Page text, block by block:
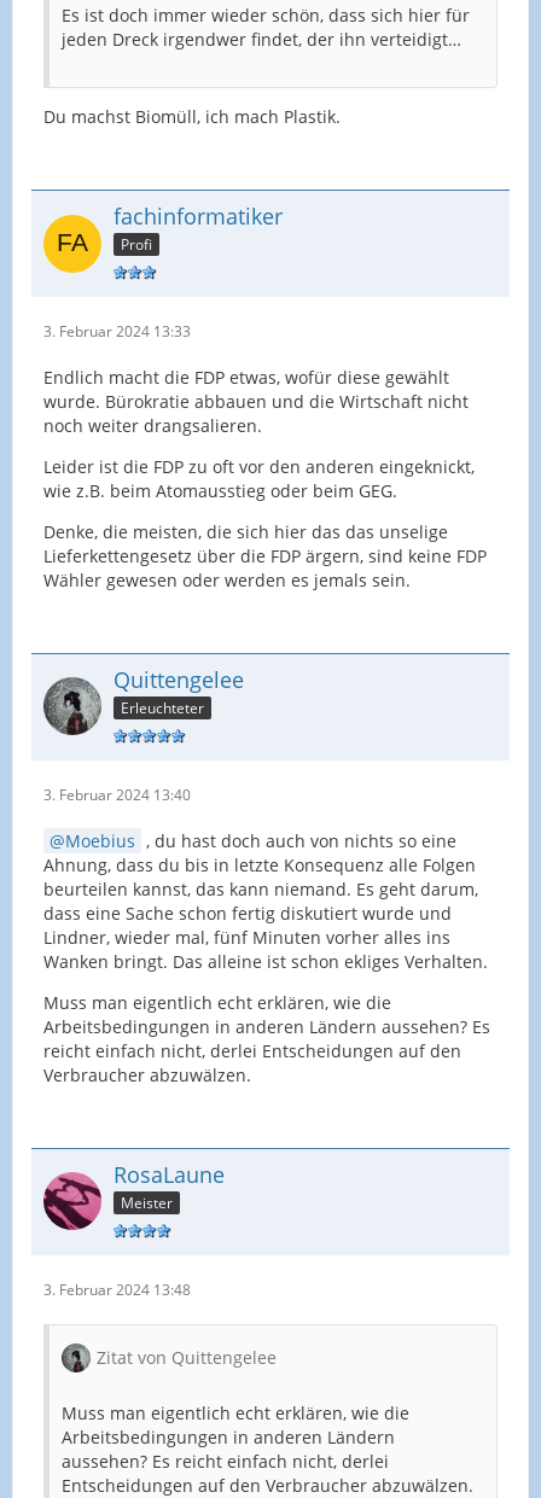
Es ist doch immer wieder schön, dass sich hier für
jeden Dreck irgendwer findet, der ihn verteidigt…
Du machst Biomüll, ich mach Plastik.
fachinformatiker
Profi
3. Februar 2024 13:33
Endlich macht die FDP etwas, wofür diese gewählt
wurde. Bürokratie abbauen und die Wirtschaft nicht
noch weiter drangsalieren.
Leider ist die FDP zu oft vor den anderen eingeknickt,
wie z.B. beim Atomausstieg oder beim GEG.
Denke, die meisten, die sich hier das das unselige
Lieferkettengesetz über die FDP ärgern, sind keine FDP
Wähler gewesen oder werden es jemals sein.
Quittengelee
Erleuchteter
3. Februar 2024 13:40
Moebius , du hast doch auch von nichts so eine
Ahnung, dass du bis in letzte Konsequenz alle Folgen
beurteilen kannst, das kann niemand. Es geht darum,
dass eine Sache schon fertig diskutiert wurde und
Lindner, wieder mal, fünf Minuten vorher alles ins
Wanken bringt. Das alleine ist schon ekliges Verhalten.
Muss man eigentlich echt erklären, wie die
Arbeitsbedingungen in anderen Ländern aussehen? Es
reicht einfach nicht, derlei Entscheidungen auf den
Verbraucher abzuwälzen.
RosaLaune
Meister
3. Februar 2024 13:48
Zitat von Quittengelee
Muss man eigentlich echt erklären, wie die
Arbeitsbedingungen in anderen Ländern
aussehen? Es reicht einfach nicht, derlei
Entscheidungen auf den Verbraucher abzuwälzen.